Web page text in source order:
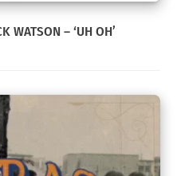
WATSON – ‘UH OH’